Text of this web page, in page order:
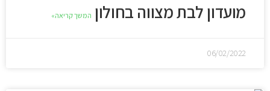
מועדון לבת מצווה בחולון המשך קריאה»
06/02/2022